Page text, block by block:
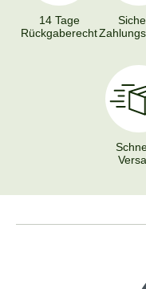
14 Tage
Rückgaberecht